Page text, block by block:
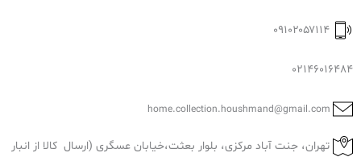
02146016484
تهران، جنت آباد مرکزی، بلوار بعثت،خیابان عسگری (ارسال کالا از انبار